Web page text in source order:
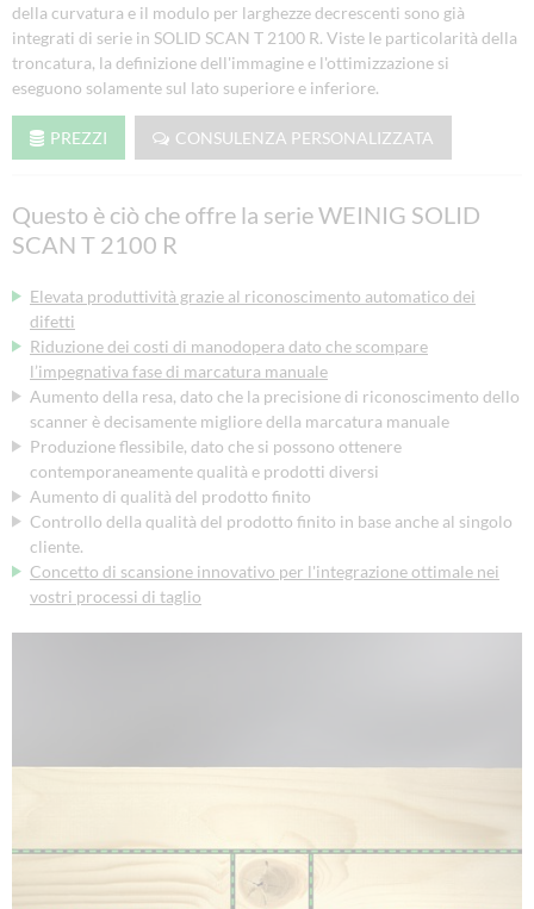
della curvatura e il modulo per larghezze decrescenti sono già
integrati di serie in SOLID SCAN T 2100 R. Viste le particolarità della
troncatura, la definizione dell'immagine e l'ottimizzazione si
eseguono solamente sul lato superiore e inferiore.
PREZZI CONSULENZA PERSONALIZZATA
Questo è ciò che offre la serie WEINIG SOLID
SCAN T 2100 R
Elevata produttività grazie al riconoscimento automatico dei
difetti
Riduzione dei costi di manodopera dato che scompare
l’impegnativa fase di marcatura manuale
Aumento della resa, dato che la precisione di riconoscimento dello
scanner è decisamente migliore della marcatura manuale
Produzione flessibile, dato che si possono ottenere
contemporaneamente qualità e prodotti diversi
Aumento di qualità del prodotto finito
Controllo della qualità del prodotto finito in base anche al singolo
cliente.
Concetto di scansione innovativo per l'integrazione ottimale nei
vostri processi di taglio